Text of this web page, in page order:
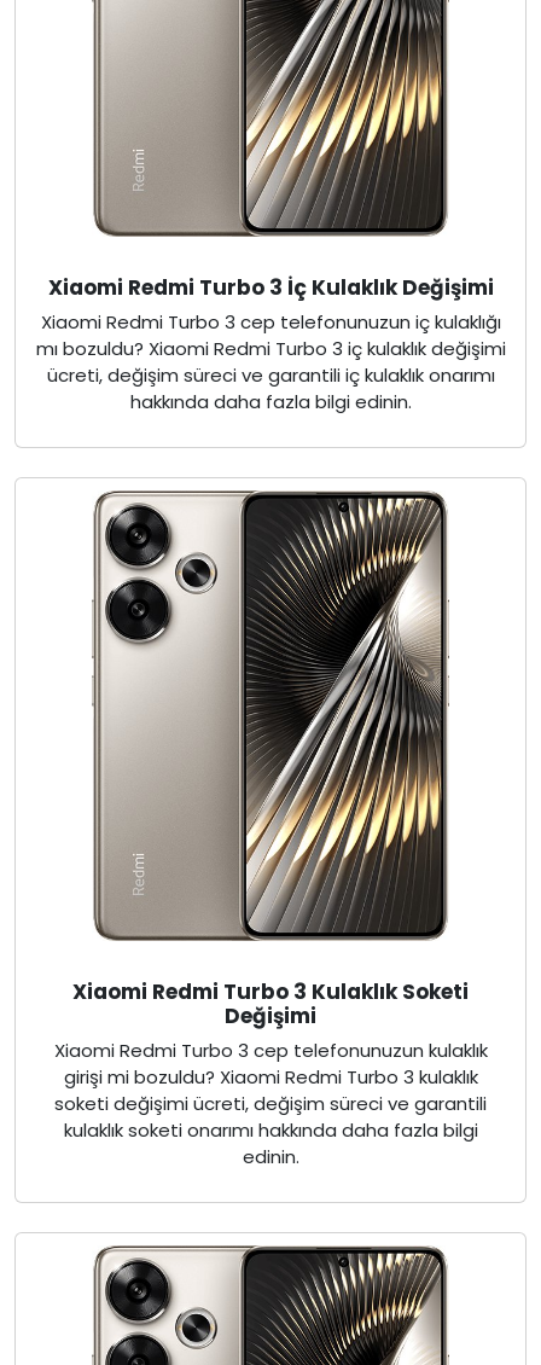
Xiaomi Redmi Turbo 3 İç Kulaklık Değişimi
Xiaomi Redmi Turbo 3 cep telefonunuzun iç kulaklığı
mı bozuldu? Xiaomi Redmi Turbo 3 iç kulaklık değişimi
ücreti, değişim süreci ve garantili iç kulaklık onarımı
hakkında daha fazla bilgi edinin.
Xiaomi Redmi Turbo 3 Kulaklık Soketi
Değişimi
Xiaomi Redmi Turbo 3 cep telefonunuzun kulaklık
girişi mi bozuldu? Xiaomi Redmi Turbo 3 kulaklık
soketi değişimi ücreti, değişim süreci ve garantili
kulaklık soketi onarımı hakkında daha fazla bilgi
edinin.